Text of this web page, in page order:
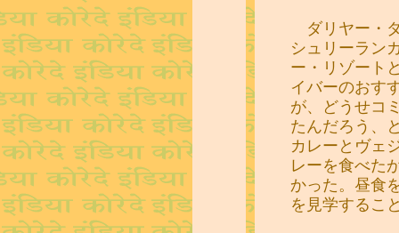
ダリヤー・
シュリーラン
ー・リゾート
イバーのおす
が、どうせコ
たんだろう、
カレーとヴェ
レーを食べた
かった。昼食
を見学するこ